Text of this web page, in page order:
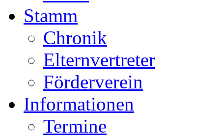
Stamm
Chronik
Elternvertreter
Förderverein
Informationen
Termine